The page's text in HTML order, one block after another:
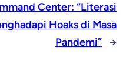
Center: “Literasi
Hoaks di Masa
Pandemi” →